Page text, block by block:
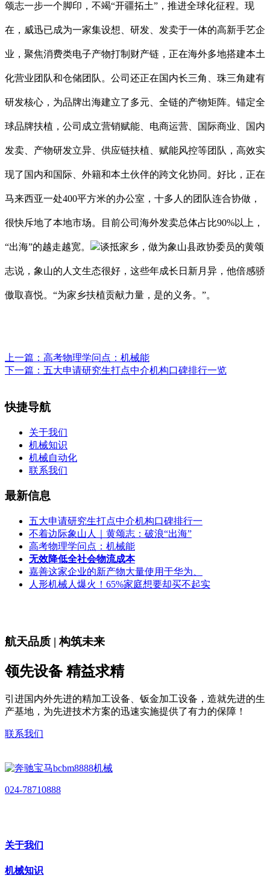
颂志一步一个脚印，不竭“开疆拓土”，推进全球化征程。现
在，威迅已成为一家集设想、研发、发卖于一体的高新手艺企
业，聚焦消费类电子产物打制财产链，正在海外多地搭建本土
化营业团队和仓储团队。公司还正在国内长三角、珠三角建有
研发核心，为品牌出海建立了多元、全链的产物矩阵。锚定全
球品牌扶植，公司成立营销赋能、电商运营、国际商业、国内
发卖、产物研发立异、供应链扶植、赋能风控等团队，高效实
现了国内和国际、外籍和本土伙伴的跨文化协同。好比，正在
马来西亚一处400平方米的办公室，十多人的团队连合协做，
很快斥地了本地市场。目前公司海外发卖总体占比90%以上，
“出海”的越走越宽。 谈抵家乡，做为象山县政协委员的黄颂
志说，象山的人文生态很好，这些年成长日新月异，他倍感骄
傲取喜悦。“为家乡扶植贡献力量，是的义务。”。
上一篇： 高考物理学问点：机械能
下一篇： 五大申请研究生打点中介机构口碑排行一览
快捷导航
关于我们
机械知识
机械自动化
联系我们
最新信息
五大申请研究生打点中介机构口碑排行一
不着边际象山人｜黄颂志：破浪“出海”
高考物理学问点：机械能
无效降低全社会物流成本
嘉善这家企业的新产物大量使用于华为、
人形机械人爆火！65%家庭想要却买不起实
航天品质 | 构筑未来
领先设备 精益求精
引进国内外先进的精加工设备、钣金加工设备，造就先进的生
产基地，为先进技术方案的迅速实施提供了有力的保障！
联系我们
024-78710888
关于我们
机械知识